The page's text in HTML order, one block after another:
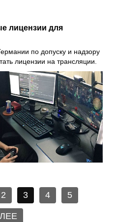
лицензии для
по допуску и надзору
лицензии на трансляции.
2 3 4 5